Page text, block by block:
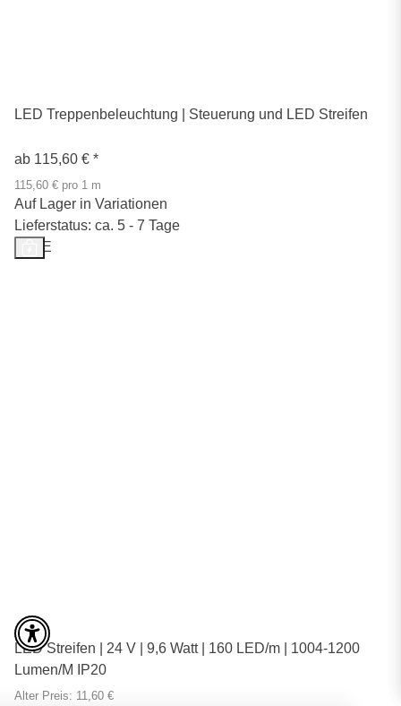
LED Treppenbeleuchtung | Steuerung und LED Streifen
ab 115,60 € *
115,60 € pro 1 m
Auf Lager in Variationen
Lieferstatus: ca. 5 - 7 Tage
SALE
LED Streifen | 24 V | 9,6 Watt | 160 LED/m | 1004-1200
Lumen/M IP20
Alter Preis: 11,60 €